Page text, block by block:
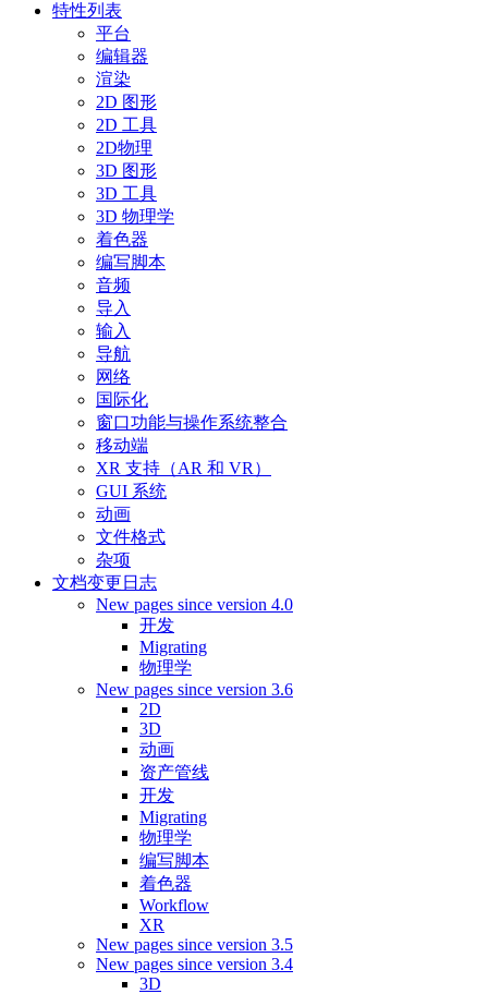
特性列表
平台
编辑器
渲染
2D 图形
2D 工具
2D物理
3D 图形
3D 工具
3D 物理学
着色器
编写脚本
音频
导入
输入
导航
网络
国际化
窗口功能与操作系统整合
移动端
XR 支持（AR 和 VR）
GUI 系统
动画
文件格式
杂项
文档变更日志
New pages since version 4.0
开发
Migrating
物理学
New pages since version 3.6
2D
3D
动画
资产管线
开发
Migrating
物理学
编写脚本
着色器
Workflow
XR
New pages since version 3.5
New pages since version 3.4
3D